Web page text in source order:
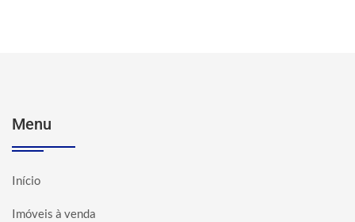
Menu
Início
Imóveis à venda